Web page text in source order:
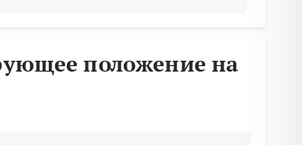
положение на